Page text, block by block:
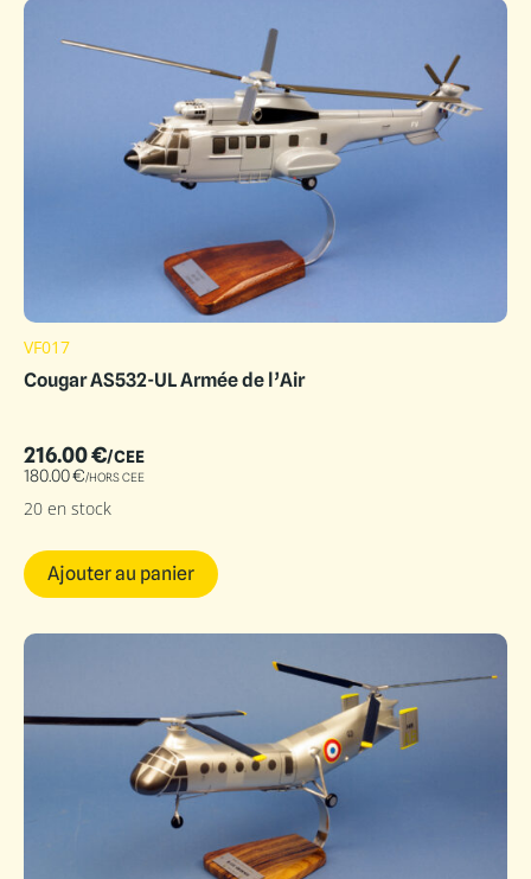
VF017
Cougar AS532-UL Armée de l’Air
216.00€/CEE
180.00€/HORS CEE
20 en stock
Ajouter au panier